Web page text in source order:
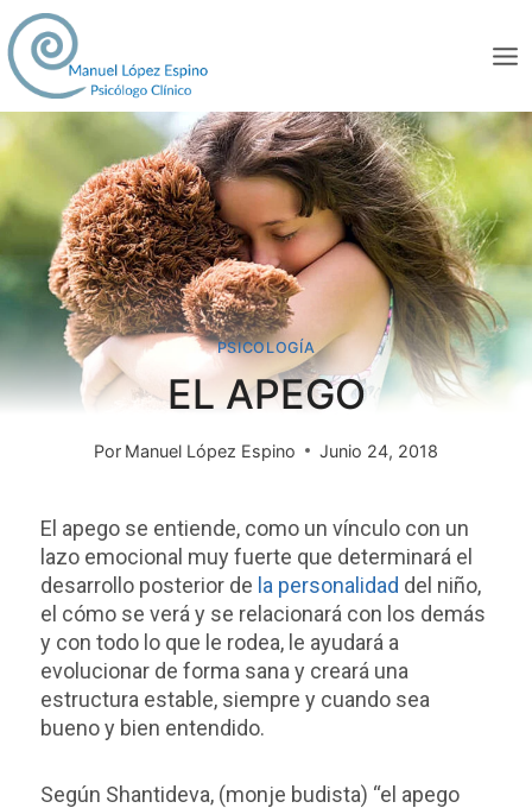
PSICOLOGÍA
EL APEGO
Por Manuel López Espino Junio 24, 2018
El apego se entiende, como un vínculo con un
lazo emocional muy fuerte que determinará el
desarrollo posterior de la personalidad del niño,
el cómo se verá y se relacionará con los demás
y con todo lo que le rodea, le ayudará a
evolucionar de forma sana y creará una
estructura estable, siempre y cuando sea
bueno y bien entendido.
Según Shantideva, (monje budista) “el apego